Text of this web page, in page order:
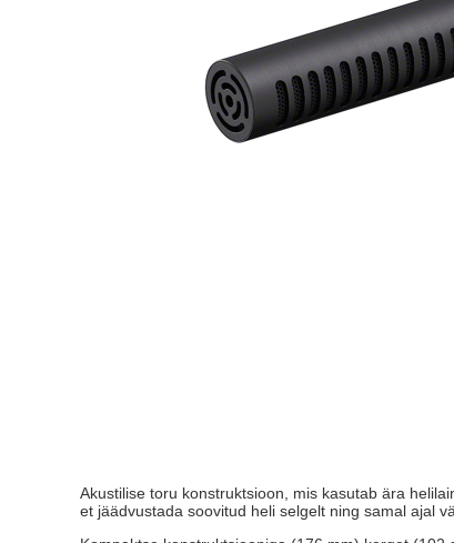
Akustilise toru konstruktsioon, mis kasutab ära
et jäädvustada soovitud heli selgelt ning samal ajal